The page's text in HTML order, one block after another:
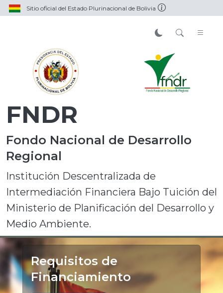
Sitio oficial del Estado Plurinacional de Bolivia
FNDR
Fondo Nacional de Desarrollo
Regional
Institución Descentralizada de
Intermediación Financiera Bajo Tuición del
Ministerio de Planificación del Desarrollo y
Medio Ambiente.
Requisitos de
Financiamiento